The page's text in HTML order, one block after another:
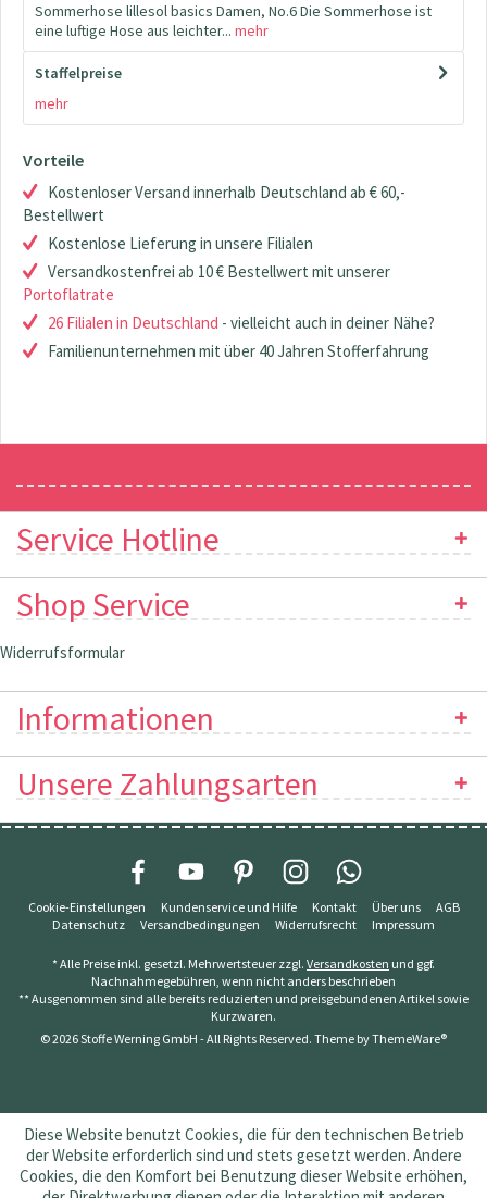
Sommerhose lillesol basics Damen, No.6 Die Sommerhose ist
eine luftige Hose aus leichter... mehr
Staffelpreise
mehr
Vorteile
Kostenloser Versand innerhalb Deutschland ab € 60,-
Bestellwert
Kostenlose Lieferung in unsere Filialen
Versandkostenfrei ab 10 € Bestellwert mit unserer
Portoflatrate
26 Filialen in Deutschland - vielleicht auch in deiner Nähe?
Familienunternehmen mit über 40 Jahren Stofferfahrung
Service Hotline
Shop Service
Widerrufsformular
Informationen
Unsere Zahlungsarten
Cookie-Einstellungen Kundenservice und Hilfe Kontakt Über uns
AGB
Datenschutz
Versandbedingungen Widerrufsrecht Impressum
* Alle Preise inkl. gesetzl. Mehrwertsteuer zzgl. Versandkosten und ggf.
Nachnahmegebühren, wenn nicht anders beschrieben
** Ausgenommen sind alle bereits reduzierten und preisgebundenen Artikel sowie
Kurzwaren.
© 2026 Stoffe Werning GmbH - All Rights Reserved. Theme byThemeWare®
Diese Website benutzt Cookies, die für den technischen Betrieb
der Website erforderlich sind und stets gesetzt werden. Andere
Cookies, die den Komfort bei Benutzung dieser Website erhöhen,